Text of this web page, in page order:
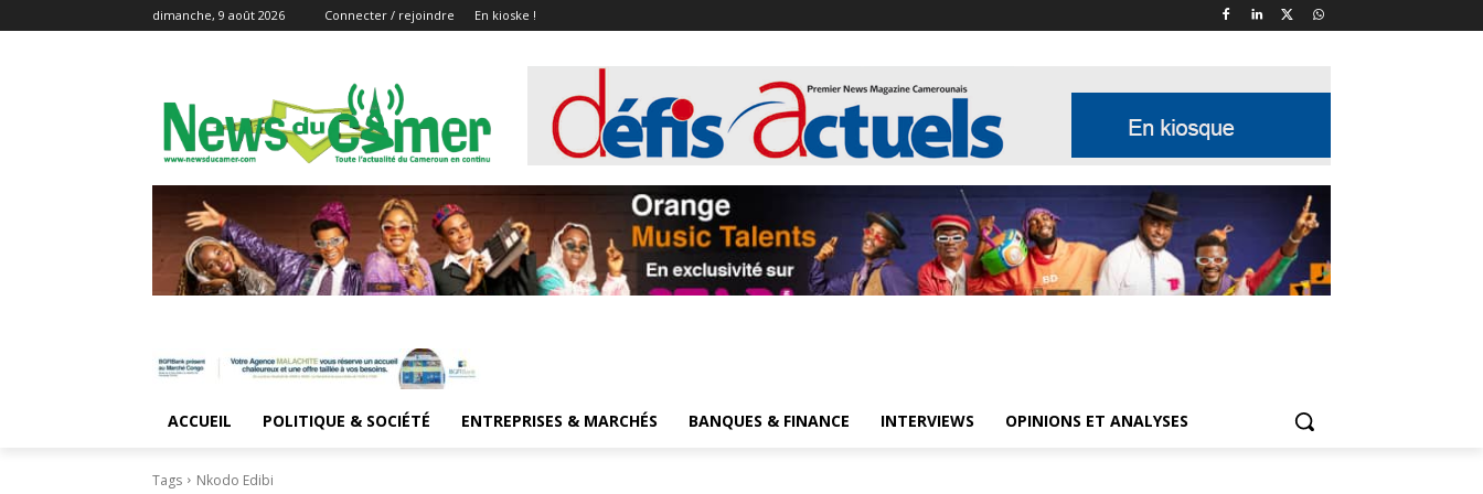
dimanche, 9 août 2026 Connecter / rejoindre En kioske !
ACCUEIL POLITIQUE & SOCIÉTÉ ENTREPRISES & MARCHÉS BANQUES & FINANCE INTERVIEWS OPINIONS ET ANALYSES
Tags Nkodo Edibi